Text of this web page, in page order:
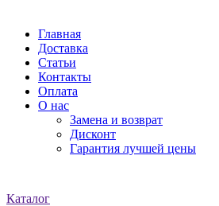
Главная
Доставка
Статьи
Контакты
Оплата
О нас
Замена и возврат
Дисконт
Гарантия лучшей цены
Каталог